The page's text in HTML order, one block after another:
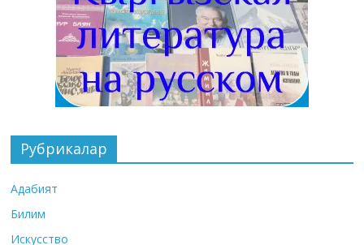
Рубрикалар
Адабият
Билим
Искусство